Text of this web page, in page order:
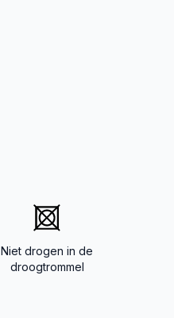
Niet drogen in de
droogtrommel